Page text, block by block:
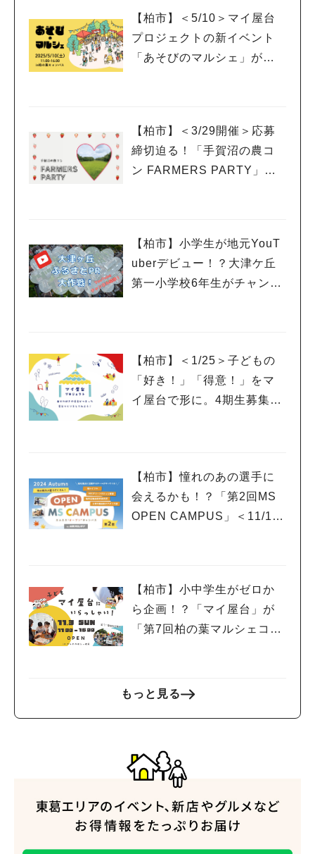
【柏市】＜5/10＞マイ屋台
プロジェクトの新イベント
「あそびのマルシェ」が登
【柏市】＜3/29開催＞応募
締切迫る！「手賀沼の農コ
ン FARMERS PARTY」に
【柏市】小学生が地元YouT
uberデビュー！？大津ケ丘
第一小学校6年生がチャンネ
【柏市】＜1/25＞子どもの
「好き！」「得意！」をマ
イ屋台で形に。4期生募集の
【柏市】憧れのあの選手に
会えるかも！？「第2回MS
OPEN CAMPUS」＜11/17
【柏市】小中学生がゼロか
ら企画！？「マイ屋台」が
「第7回柏の葉マルシェコロ
もっと見る
人気のキーワード
#ラーメン#ショッピング#カフェ #スイーツ#パン #カレー#柏駅